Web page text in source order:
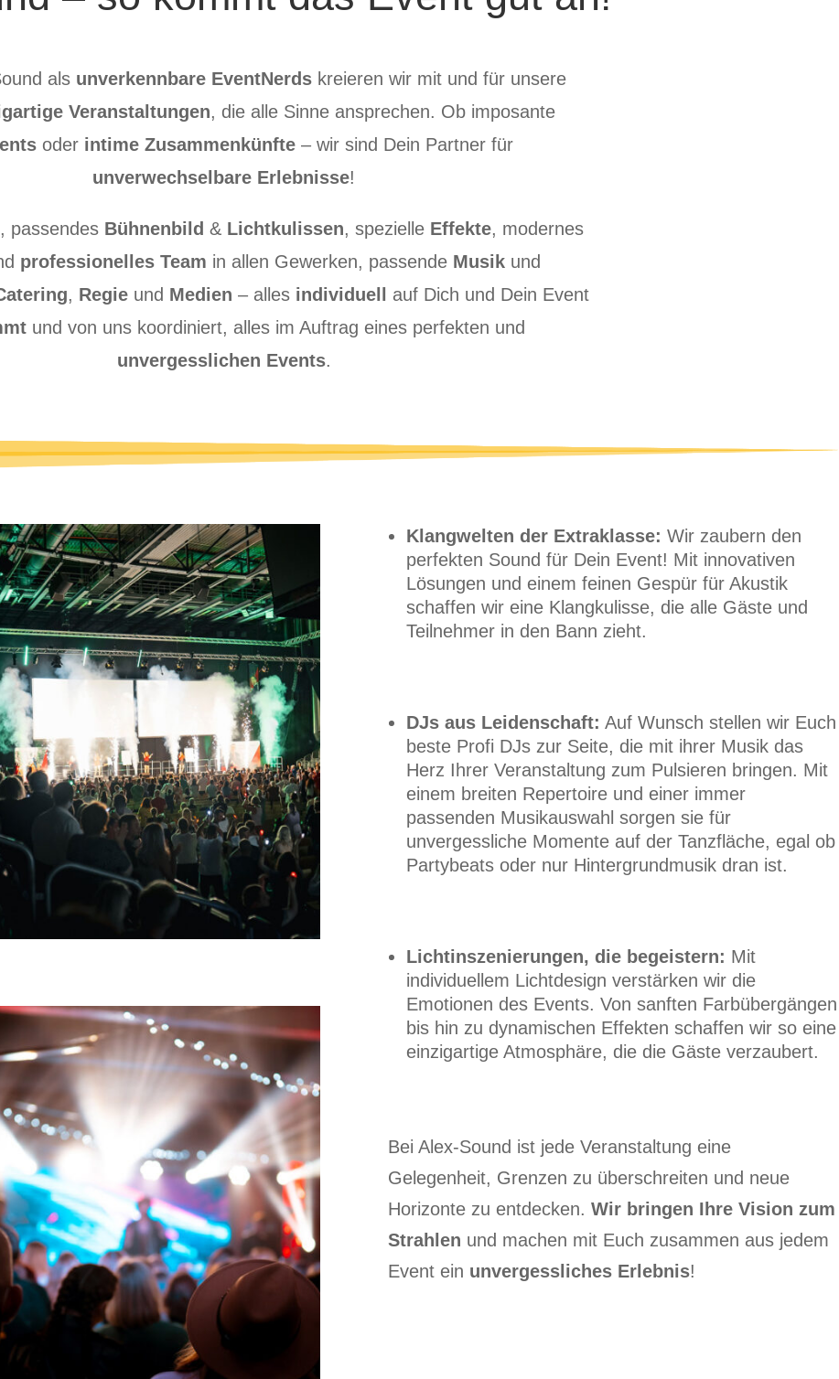
als unverkennbare EventNerdskreieren wir mit und für unsere
Veranstaltungen, die alle Sinne ansprechen. Ob imposante
oder intime Zusammenkünfte– wir sind Dein Partner für
unverwechselbare Erlebnisse!
, passendes Bühnenbild & Lichtkulissen, spezielle Effekte, modernes
professionelles Team in allen Gewerken, passende Musikund
, Regieund Medien – alles individuell
auf Dich und Dein Event
und von uns koordiniert, alles im Auftrag eines perfekten und
unvergesslichen Events.
Klangwelten der Extraklasse: Wir zaubern den
perfekten Sound für Dein Event! Mit innovativen
Lösungen und einem feinen Gespür für Akustik
schaffen wir eine Klangkulisse, die alle Gäste und
Teilnehmer in den Bann zieht.
DJs aus Leidenschaft: Auf Wunsch stellen wir Euch
beste Profi DJs zur Seite, die mit ihrer Musik das
Herz Ihrer Veranstaltung zum Pulsieren bringen. Mit
einem breiten Repertoire und einer immer
passenden Musikauswahl sorgen sie für
unvergessliche Momente auf der Tanzfläche, egal ob
Partybeats oder nur Hintergrundmusik dran ist.
Lichtinszenierungen, die begeistern: Mit
individuellem Lichtdesign verstärken wir die
Emotionen des Events. Von sanften Farbübergängen
bis hin zu dynamischen Effekten schaffen wir so eine
einzigartige Atmosphäre, die die Gäste verzaubert.
Bei Alex-Sound ist jede Veranstaltung eine
Gelegenheit, Grenzen zu überschreiten und neue
Horizonte zu entdecken. Wir bringen Ihre Vision zum
Strahlen und machen mit Euch zusammen aus jedem
Event ein unvergessliches Erlebnis!